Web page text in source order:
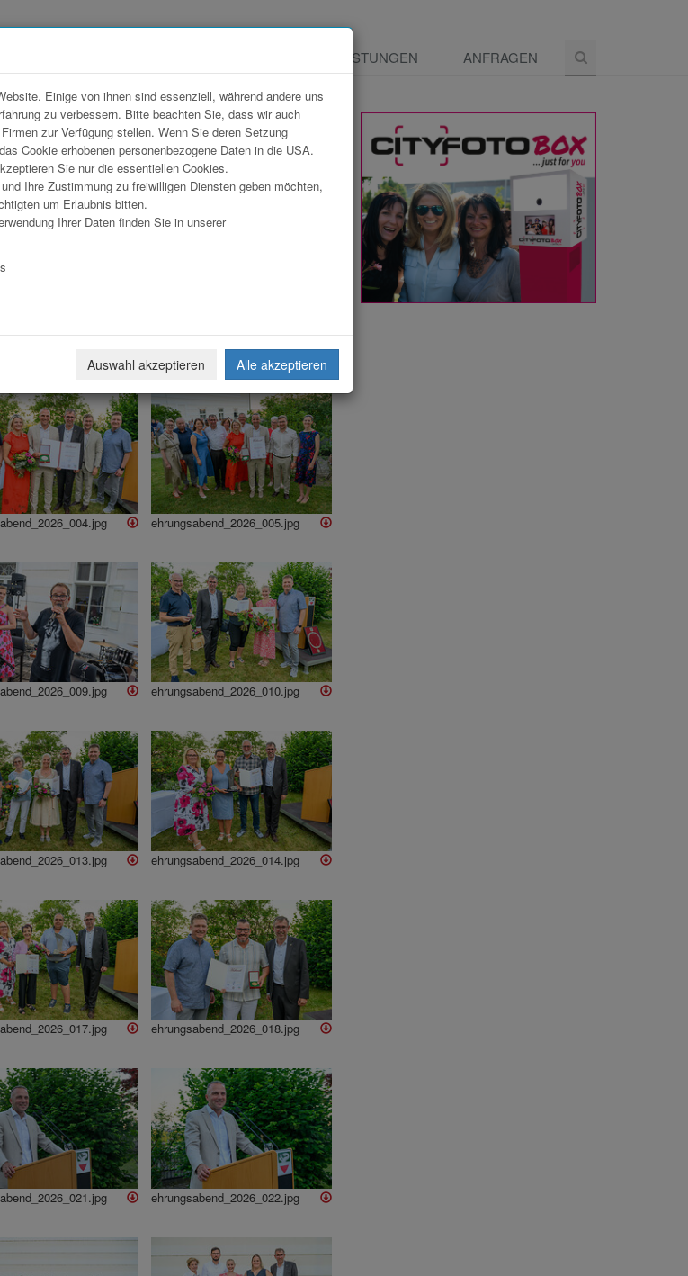
LEISTUNGEN ANFRAGEN
ehrungsabend_2026_005.jpg
ehrungsabend_2026_010.jpg
ehrungsabend_2026_014.jpg
ehrungsabend_2026_018.jpg
ehrungsabend_2026_022.jpg
Einige von ihnen sind essenziell, während andere uns
zu verbessern. Bitte beachten Sie, dass wir auch
zur Verfügung stellen. Wenn Sie deren Setzung
Cookie erhobenen personenbezogene Daten in die USA.
Sie nur die essentiellen Cookies.
Ihre Zustimmung zu freiwilligen Diensten geben möchten,
um Erlaubnis bitten.
Ihrer Daten finden Sie in unserer
Auswahl akzeptieren Alle akzeptieren